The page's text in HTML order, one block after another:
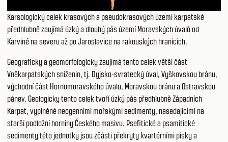
Karsologický celek krasových a pseudokrasových území karpatské
předhlubně zaujímá úzký a dlouhý pás území Moravských úvalů od
Karviné na severu až po Jaroslavice na rakouských hranicích.
Geograficky a geomorfologicky zaujímá tento celek větší část
Vněkarpatských sníženin, tj. Dyjsko-svratecký úval, Vyškovskou bránu,
východní část Hornomoravského úvalu, Moravskou bránu a Ostravskou
pánev. Geologicky tento celek tvoří úzký pás předhlubně Západních
Karpat, vyplněné neogenními mořskými sedimenty, nasedajícími na
starší podložní horniny Českého masivu. Psefitické a psamitické
sedimenty této jednotky jsou zčásti překryty kvartérními písky a